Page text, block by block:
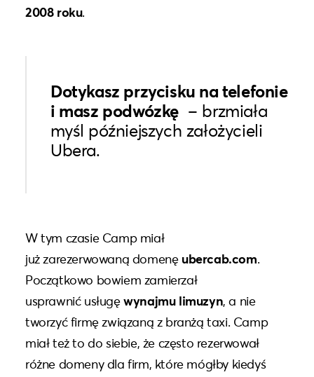
2008 roku.
Dotykasz przycisku na telefonie
i masz podwózkę – brzmiała
myśl późniejszych założycieli
Ubera.
W tym czasie Camp miał
już zarezerwowaną domenę ubercab.com.
Początkowo bowiem zamierzał
usprawnić usługęwynajmu limuzyn, a nie
tworzyć firmę związaną z branżą taxi. Camp
miał też to do siebie, że często rezerwował
różne domeny dla firm, które mógłby kiedyś